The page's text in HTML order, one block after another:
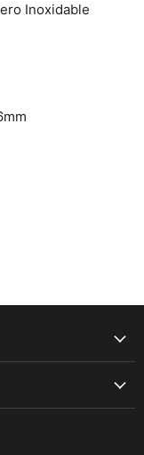
Inoxidable